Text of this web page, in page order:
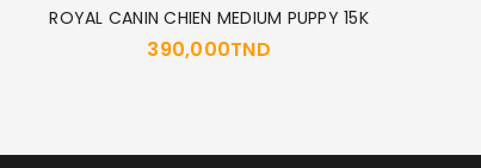
ROYAL CANIN CHIEN MEDIUM PUPPY 15K
390,000TND